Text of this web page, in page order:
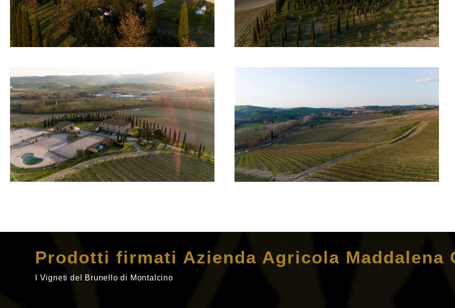
Prodotti firmati Azienda Agricola Maddalena
I Vigneti del Brunello di Montalcino